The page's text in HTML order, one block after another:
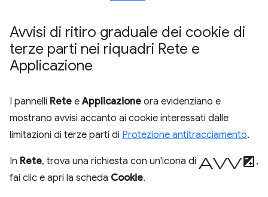
Avvisi di ritiro graduale dei cookie di
terze parti nei riquadri Rete e
Applicazione
I pannelli Rete eApplicazione ora evidenziano e
mostrano avvisi accanto ai cookie interessati dalle
limitazioni di terze parti di Protezione antitracciamento.
In Rete, trova una richiesta con un'icona di avviso ,
fai clic e apri la scheda Cookie.